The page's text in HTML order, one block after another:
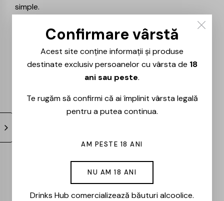
simple.
Față de stilul
, demidulcele aduce mai multă
rotunjime și mai puțină fermitate. Diferența se simte
imediat pentru cei care evită gusturile intense.
Comparat cu varianta demisec, vinul demidulce este
mâncare. Este mai potrivit pentru momente relaxate
decât pentru mese complete.
echilibrat. Nu este la fel de concentrat și poate fi
consumat mai ușor.
Vinul roșu demidulce este ales de obicei când:
Confirmare vârstă
Acest site conține informații și produse
destinate exclusiv persoanelor cu vârsta de 18
ani sau peste.
Te rugăm să confirmi că ai împlinit vârsta legală
pentru a putea continua.
AM PESTE 18 ANI
NU AM 18 ANI
Drinks Hub comercializează băuturi alcoolice.